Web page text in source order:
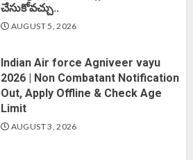
చేసుకోవచ్చు..
AUGUST 5, 2026
Indian Air force Agniveer vayu
2026 | Non Combatant Notification
Out, Apply Offline & Check Age
Limit
AUGUST 3, 2026